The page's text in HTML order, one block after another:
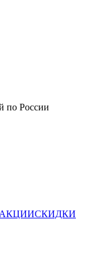
по России
АКЦИИСКИДКИ